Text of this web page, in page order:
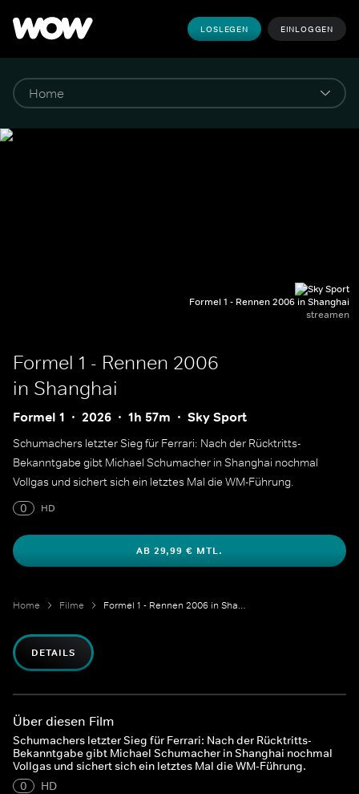
LOSLEGEN EINLOGGEN
Formel 1 - Rennen 2006 in Shanghai
streamen
Formel 1 - Rennen 2006
in Shanghai
Formel 1 2026 1h 57m Sky Sport
Schumachers letzter Sieg für Ferrari: Nach der Rücktritts-
Bekanntgabe gibt Michael Schumacher in Shanghai nochmal
Vollgas und sichert sich ein letztes Mal die WM-Führung.
0
HD
AB 29,99 € MTL.
Home Filme Formel 1 - Rennen 2006 in Shanghai
DETAILS
Über diesen Film
Schumachers letzter Sieg für Ferrari: Nach der Rücktritts-
Bekanntgabe gibt Michael Schumacher in Shanghai nochmal
Vollgas und sichert sich ein letztes Mal die WM-Führung.
0
HD